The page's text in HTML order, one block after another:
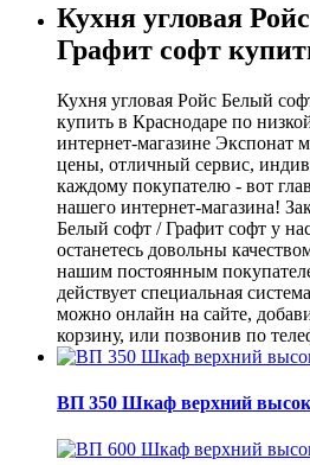
Кухня угловая
Графит софт
Кухня угловая Ройс Белый
купить в Краснодаре по
интернет-магазине Экспонат
цены, отличный сервис,
каждому покупателю - вот
нашего интернет-магазина!
Белый софт / Графит софт у
останетесь довольны
нашим постоянным
действует специальная
можно онлайн на сайте,
корзину, или позвонив по
ВП 350 Шкаф верхний